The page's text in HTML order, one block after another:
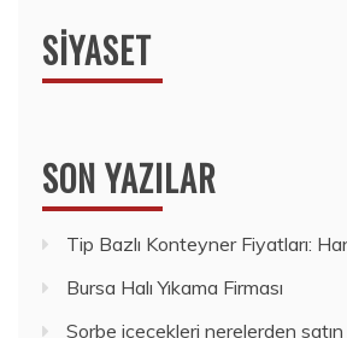
SIYASET
SON YAZILAR
Tip Bazlı Konteyner Fiyatları:
Bursa Halı Yıkama Firması
Sorbe içecekleri nerelerden satın